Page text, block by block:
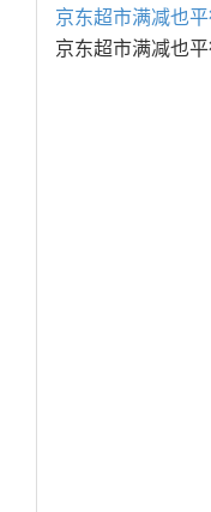
京东超市满减也
京东超市满减也